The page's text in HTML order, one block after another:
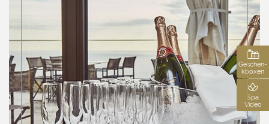
Buchen Sie Ihren Aufenthalt****
Reservieren Sie Ihren TischRestaurant Le Tillac
Buchen Sie Ihr Spa(Zugang oder Behandlung)
Verschenken Sie einen Geschenkgutschein
Buchen Sie Ihre Veranstaltung
Geschen-
kboxen
Spa
Video